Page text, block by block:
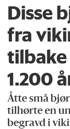
Disse
fra
1.200
Åtte små
tilhørte en
begravd i